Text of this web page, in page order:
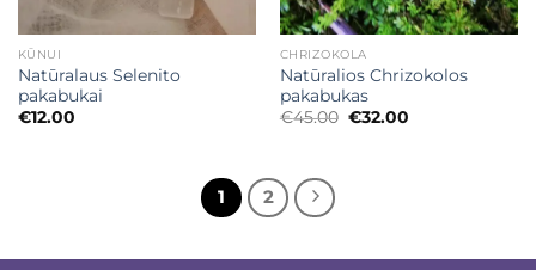
KŪNUI
Natūralaus Selenito
pakabukai
€12.00
CHRIZOKOLA
Natūralios Chrizokolos
pakabukas
€45.00 Original
€32.00Current
1 2